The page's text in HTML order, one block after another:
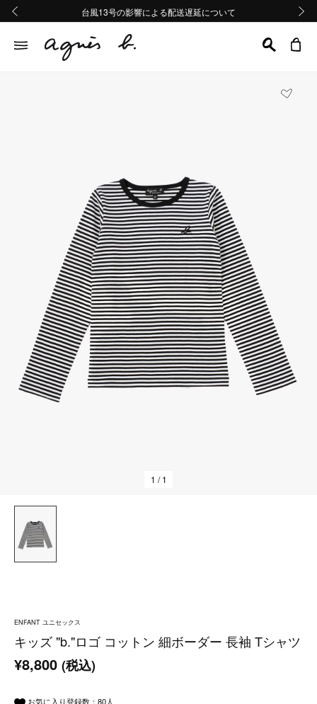
熊本地域地震の影響による配送遅延について
Summer Sale 2buy10%OFF!!
台風13号の影響による配送遅延について
熊本地域地震の影響による配送遅延について
Summer Sale 2buy10%OFF!!
1 / 1
ENFANT ユニセックス
キッズ "b."ロゴ コットン 細ボーダー 長袖 Tシャツ
¥8,800 (税込)
お気に入り登録数： 80人